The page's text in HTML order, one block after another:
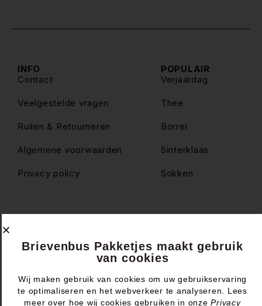
POPULAIR
Verjaardag
Thee
Borrel
Sinterklaas
Sokken
INFO
Contact
Veelgestelde vragen
Ruilen & Retourneren
Algemene voorwaarden
Privacy policy
Website & design by
Brievenbus Pakketjes maakt gebruik
van cookies
Wij maken gebruik van cookies om uw gebruikservaring
te optimaliseren en het webverkeer te analyseren. Lees
meer over hoe wij cookies gebruiken in onzePrivacy